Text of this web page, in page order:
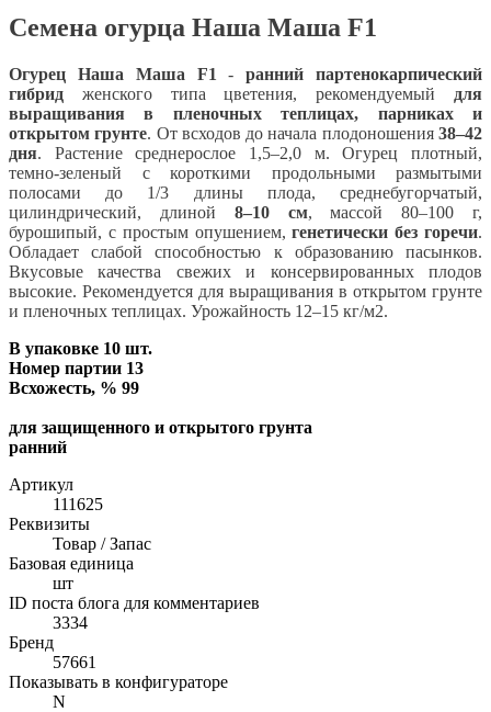
Семена огурца Наша Маша F1
Огурец Наша Маша F1 -ранний партенокарпический
гибрид женского типа цветения, рекомендуемый для
выращивания в пленочных теплицах, парниках и
открытом грунте. От всходов до начала плодоношения38–42
дня. Растение среднерослое 1,5–2,0 м. Огурец плотный,
темно-зеленый с короткими продольными размытыми
полосами до 1/3 длины плода, среднебугорчатый,
цилиндрический, длиной 8–10 см, массой 80–100 г,
бурошипый, с простым опушением,генетически без горечи.
Обладает слабой способностью к образованию пасынков.
Вкусовые качества свежих и консервированных плодов
высокие. Рекомендуется для выращивания в открытом грунте
и пленочных теплицах. Урожайность 12–15 кг/м2.
В упаковке 10 шт.
Номер партии 13
Всхожесть, % 99
для защищенного и открытого грунта
ранний
Артикул
111625
Реквизиты
Товар / Запас
Базовая единица
шт
ID поста блога для комментариев
3334
Бренд
57661
Показывать в конфигураторе
N